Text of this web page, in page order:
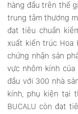
hàng đầu trên thế
trung tâm thương
đạt tiêu chuẩn
xuất kiến trúc Hoa
chứng nhận sản
vực nhôm kính của
đầu với 300 nhà
kính, phụ kiện tại
BUCALU còn đạt